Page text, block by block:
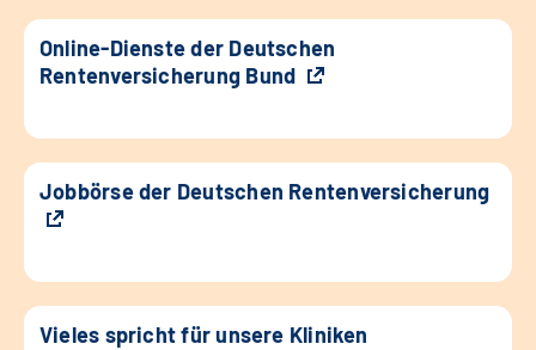
Online-Dienste der Deutschen
Rentenversicherung Bund
Jobbörse der Deutschen Rentenversicherung
Vieles spricht für unsere Kliniken